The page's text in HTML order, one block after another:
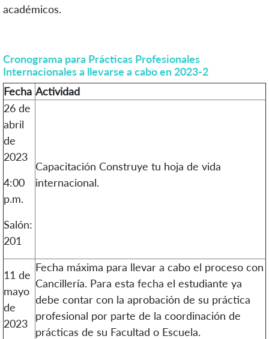
académicos.
Cronograma para Prácticas Profesionales
Internacionales a llevarse a cabo en 2023-2
Fecha Actividad
26 de
abril
de
2023
4:00
p.m.
Salón:
201
Capacitación Construye tu hoja de vida
internacional.
11 de
mayo
de
2023
Fecha máxima para llevar a cabo el proceso con
Cancillería. Para esta fecha el estudiante ya
debe contar con la aprobación de su práctica
profesional por parte de la coordinación de
prácticas de su Facultad o Escuela.